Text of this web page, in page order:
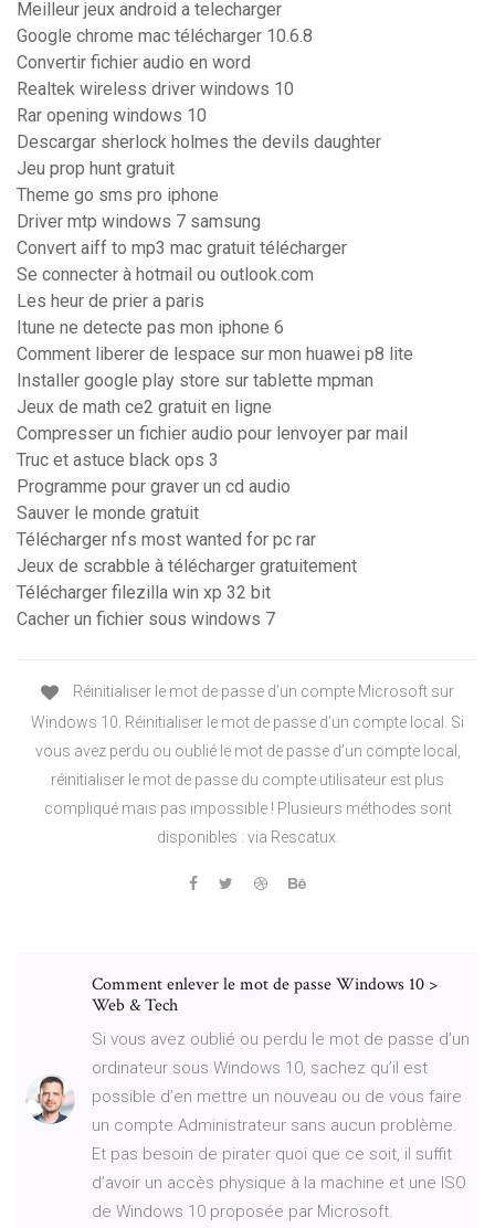
Meilleur jeux android a telecharger
Google chrome mac télécharger 10.6.8
Convertir fichier audio en word
Realtek wireless driver windows 10
Rar opening windows 10
Descargar sherlock holmes the devils daughter
Jeu prop hunt gratuit
Theme go sms pro iphone
Driver mtp windows 7 samsung
Convert aiff to mp3 mac gratuit télécharger
Se connecter à hotmail ou outlook.com
Les heur de prier a paris
Itune ne detecte pas mon iphone 6
Comment liberer de lespace sur mon huawei p8 lite
Installer google play store sur tablette mpman
Jeux de math ce2 gratuit en ligne
Compresser un fichier audio pour lenvoyer par mail
Truc et astuce black ops 3
Programme pour graver un cd audio
Sauver le monde gratuit
Télécharger nfs most wanted for pc rar
Jeux de scrabble à télécharger gratuitement
Télécharger filezilla win xp 32 bit
Cacher un fichier sous windows 7
Réinitialiser le mot de passe d’un compte Microsoft sur
Windows 10. Réinitialiser le mot de passe d’un compte local. Si
vous avez perdu ou oublié le mot de passe d’un compte local,
réinitialiser le mot de passe du compte utilisateur est plus
compliqué mais pas impossible ! Plusieurs méthodes sont
disponibles : via Rescatux.
Comment enlever le mot de passe Windows 10 >
Web & Tech
Si vous avez oublié ou perdu le mot de passe d’un
ordinateur sous Windows 10, sachez qu’il est
possible d’en mettre un nouveau ou de vous faire
un compte Administrateur sans aucun problème.
Et pas besoin de pirater quoi que ce soit, il suffit
d’avoir un accès physique à la machine et une ISO
de Windows 10 proposée par Microsoft.